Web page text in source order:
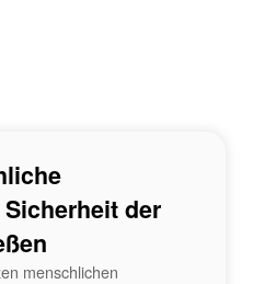
der
menschlichen